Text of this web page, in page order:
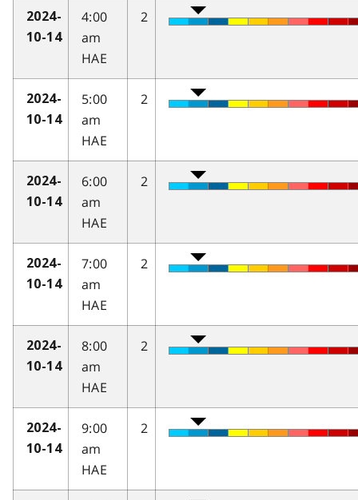
2024-
10-14
4:00
am
HAE
2
2024-
10-14
5:00
am
HAE
2
2024-
10-14
6:00
am
HAE
2
2024-
10-14
7:00
am
HAE
2
2024-
10-14
8:00
am
HAE
2
2024-
10-14
9:00
am
HAE
2